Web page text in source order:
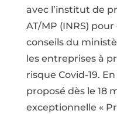
avec l’institut de
AT/MP (INRS)
conseils du
les entreprises à
risque Covid-19.
proposé dès le 18
exceptionnelle «